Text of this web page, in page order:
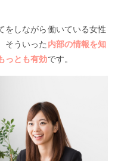
をしながら働いている女性
そういった 内部の情報を知
っとも有効です。